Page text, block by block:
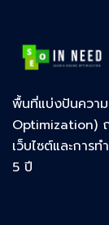
พื้นที่แบ่งปันควา
Optimization)
เว็บไซต์และกา
5 ปี